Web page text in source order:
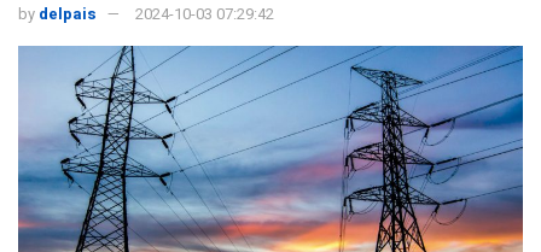
by delpais 2024-10-03 07:29:42